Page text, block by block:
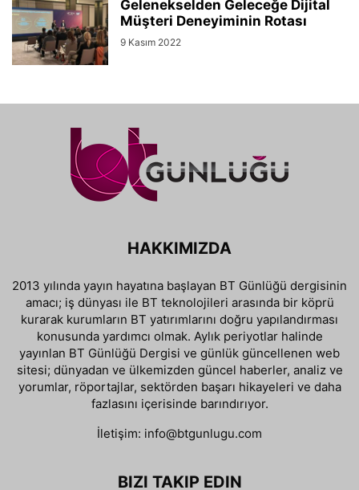
Gelenekselden Geleceğe Dijital
Müşteri Deneyiminin Rotası
9 Kasım 2022
HAKKIMIZDA
2013 yılında yayın hayatına başlayan BT Günlüğü dergisinin
amacı; iş dünyası ile BT teknolojileri arasında bir köprü
kurarak kurumların BT yatırımlarını doğru yapılandırması
konusunda yardımcı olmak. Aylık periyotlar halinde
yayınlan BT Günlüğü Dergisi ve günlük güncellenen web
sitesi; dünyadan ve ülkemizden güncel haberler, analiz ve
yorumlar, röportajlar, sektörden başarı hikayeleri ve daha
fazlasını içerisinde barındırıyor.
İletişim: info@btgunlugu.com
BIZI TAKIP EDIN